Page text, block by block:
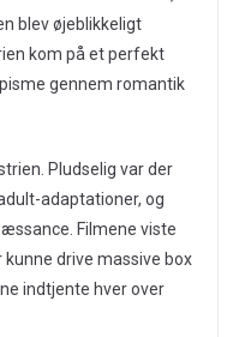
blev øjeblikkeligt
kom på et perfekt
gennem romantik
Pludselig var der
adaptationer, og
Filmene viste
drive massive box
indtjente hver over